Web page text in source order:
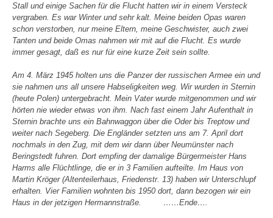
Stall und einige Sachen für die Flucht hatten wir in einem Versteck
vergraben. Es war Winter und sehr kalt. Meine beiden Opas waren
schon verstorben, nur meine Eltern, meine Geschwister, auch zwei
Tanten und beide Omas nahmen wir mit auf die Flucht. Es wurde
immer gesagt, daß es nur für eine kurze Zeit sein sollte.
Am 4. März 1945 holten uns die Panzer der russischen Armee ein und
sie nahmen uns all unsere Habseligkeiten weg. Wir wurden in Sternin
(heute Polen) untergebracht. Mein Vater wurde mitgenommen und wir
hörten nie wieder etwas von ihm. Nach fast einem Jahr Aufenthalt in
Sternin brachte uns ein Bahnwaggon über die Oder bis Treptow und
weiter nach Segeberg. Die Engländer setzten uns am 7. April dort
nochmals in den Zug, mit dem wir dann über Neumünster nach
Beringstedt fuhren. Dort empfing der damalige Bürgermeister Hans
Harms alle Flüchtlinge, die er in 3 Familien aufteilte. Im Haus von
Martin Kröger (Altenteilerhaus, Friedenstr. 13) haben wir Unterschlupf
erhalten. Vier Familien wohnten bis 1950 dort, dann bezogen wir ein
Haus in der jetzigen Hermannstraße.
……Ende….